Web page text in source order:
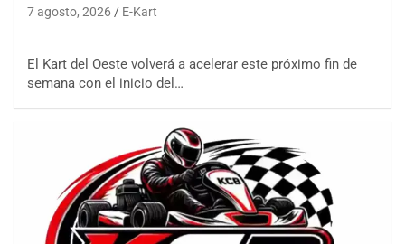
7 agosto, 2026 E-Kart
El Kart del Oeste volverá a acelerar este próximo fin de
semana con el inicio del…